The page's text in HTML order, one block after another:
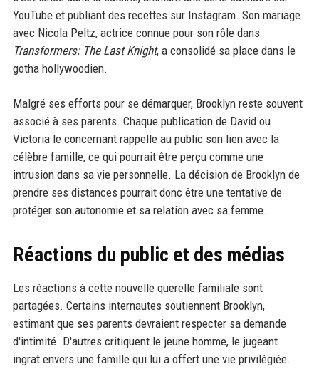
YouTube et publiant des recettes sur Instagram. Son mariage
avec Nicola Peltz, actrice connue pour son rôle dans
Transformers: The Last Knight, a consolidé sa place dans le
gotha hollywoodien.
Malgré ses efforts pour se démarquer, Brooklyn reste souvent
associé à ses parents. Chaque publication de David ou
Victoria le concernant rappelle au public son lien avec la
célèbre famille, ce qui pourrait être perçu comme une
intrusion dans sa vie personnelle. La décision de Brooklyn de
prendre ses distances pourrait donc être une tentative de
protéger son autonomie et sa relation avec sa femme.
Réactions du public et des médias
Les réactions à cette nouvelle querelle familiale sont
partagées. Certains internautes soutiennent Brooklyn,
estimant que ses parents devraient respecter sa demande
d'intimité. D'autres critiquent le jeune homme, le jugeant
ingrat envers une famille qui lui a offert une vie privilégiée.